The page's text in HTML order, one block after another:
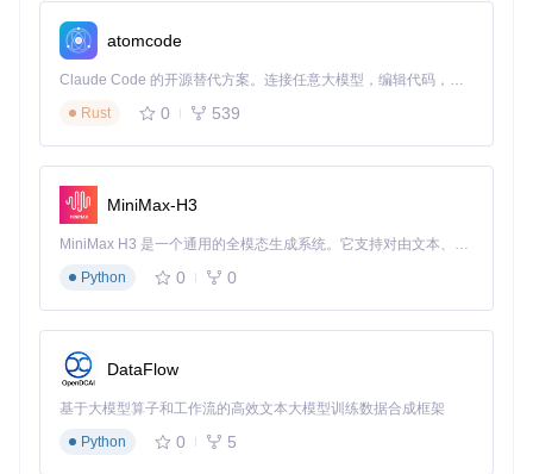
atomcode
Claude Code 的开源替代方案。连接任意大模型，编辑代码，运行命令，自动验证 — 全自动执行。用 Rust 构建，极致性能。 ｜ An open-source alternative to Claude Code. Connect any LLM, edit code, run commands, and verify changes — autonomously. Built in Rust for speed. Get Started
Rust
0 539
MiniMax-H3
MiniMax H3 是一个通用的全模态生成系统。它支持对由文本、图像、视频和音频组成的多模态上下文进行统一理解，并能生成分辨率高达 2K、时长可达 15 秒的带原生立体声音频的视频。得益于面向任务泛化的系统设计，H3 在预训练阶段就已具备广泛的多模态上下文理解与生成能力，能够出色地执行复杂的多模态指令。
Python
0 0
DataFlow
基于大模型算子和工作流的高效文本大模型训练数据合成框架
Python
0 5